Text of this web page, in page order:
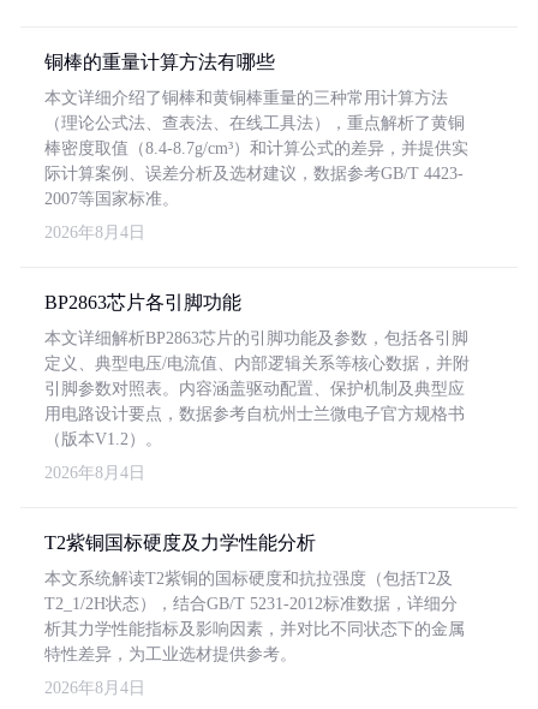
铜棒的重量计算方法有哪些
本文详细介绍了铜棒和黄铜棒重量的三种常用计算方法
（理论公式法、查表法、在线工具法），重点解析了黄铜
棒密度取值（8.4-8.7g/cm³）和计算公式的差异，并提供实
际计算案例、误差分析及选材建议，数据参考GB/T 4423-
2007等国家标准。
2026年8月4日
BP2863芯片各引脚功能
本文详细解析BP2863芯片的引脚功能及参数，包括各引脚
定义、典型电压/电流值、内部逻辑关系等核心数据，并附
引脚参数对照表。内容涵盖驱动配置、保护机制及典型应
用电路设计要点，数据参考自杭州士兰微电子官方规格书
（版本V1.2）。
2026年8月4日
T2紫铜国标硬度及力学性能分析
本文系统解读T2紫铜的国标硬度和抗拉强度（包括T2及
T2_1/2H状态），结合GB/T 5231-2012标准数据，详细分
析其力学性能指标及影响因素，并对比不同状态下的金属
特性差异，为工业选材提供参考。
2026年8月4日